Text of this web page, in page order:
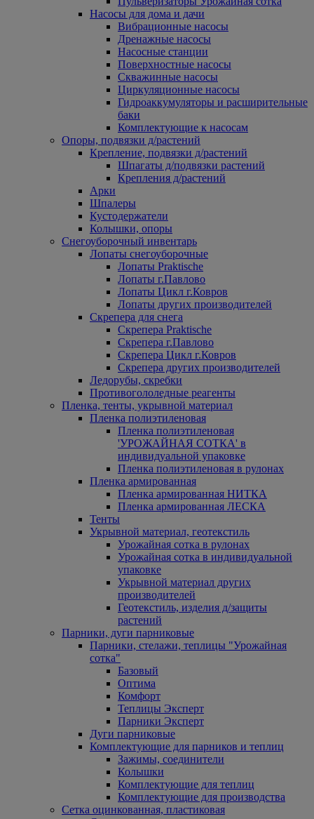
Насосы для дома и дачи
Вибрационные насосы
Дренажные насосы
Насосные станции
Поверхностные насосы
Скважинные насосы
Циркуляционные насосы
Гидроаккумуляторы и расширительные
баки
Комплектующие к насосам
Опоры, подвязки д/растений
Крепление, подвязки д/растений
Шпагаты д/подвязки растений
Крепления д/растений
Арки
Шпалеры
Кустодержатели
Колышки, опоры
Снегоуборочный инвентарь
Лопаты снегоуборочные
Лопаты Praktische
Лопаты г.Павлово
Лопаты Цикл г.Ковров
Лопаты других производителей
Скрепера для снега
Скрепера Praktische
Скрепера г.Павлово
Скрепера Цикл г.Ковров
Скрепера других производителей
Ледорубы, скребки
Противогололедные реагенты
Пленка, тенты, укрывной материал
Пленка полиэтиленовая
Пленка полиэтиленовая
'УРОЖАЙНАЯ СОТКА' в
индивидуальной упаковке
Пленка полиэтиленовая в рулонах
Пленка армированная
Пленка армированная НИТКА
Пленка армированная ЛЕСКА
Тенты
Укрывной материал, геотекстиль
Урожайная сотка в рулонах
Урожайная сотка в индивидуальной
упаковке
Укрывной материал других
производителей
Геотекстиль, изделия д/защиты
растений
Парники, дуги парниковые
Парники, стелажи, теплицы "Урожайная
сотка"
Базовый
Оптима
Комфорт
Теплицы Эксперт
Парники Эксперт
Дуги парниковые
Комплектующие для парников и теплиц
Зажимы, соединители
Колышки
Комплектующие для теплиц
Комплектующие для производства
Сетка оцинкованная, пластиковая